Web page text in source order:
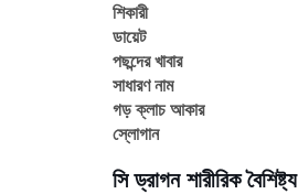
শিকারী
ডায়েট
পছন্দের খাবার
সাধারণ নাম
গড় ক্লাচ আকার
স্লোগান
সি ড্রাগন শারীরিক বৈশিষ্ট্য